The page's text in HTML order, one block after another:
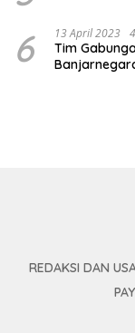
6 13 April 2023
Tim
REDAKSI DAN